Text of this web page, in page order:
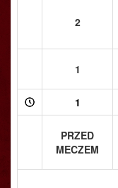
2
1
1
PRZED
MECZEM